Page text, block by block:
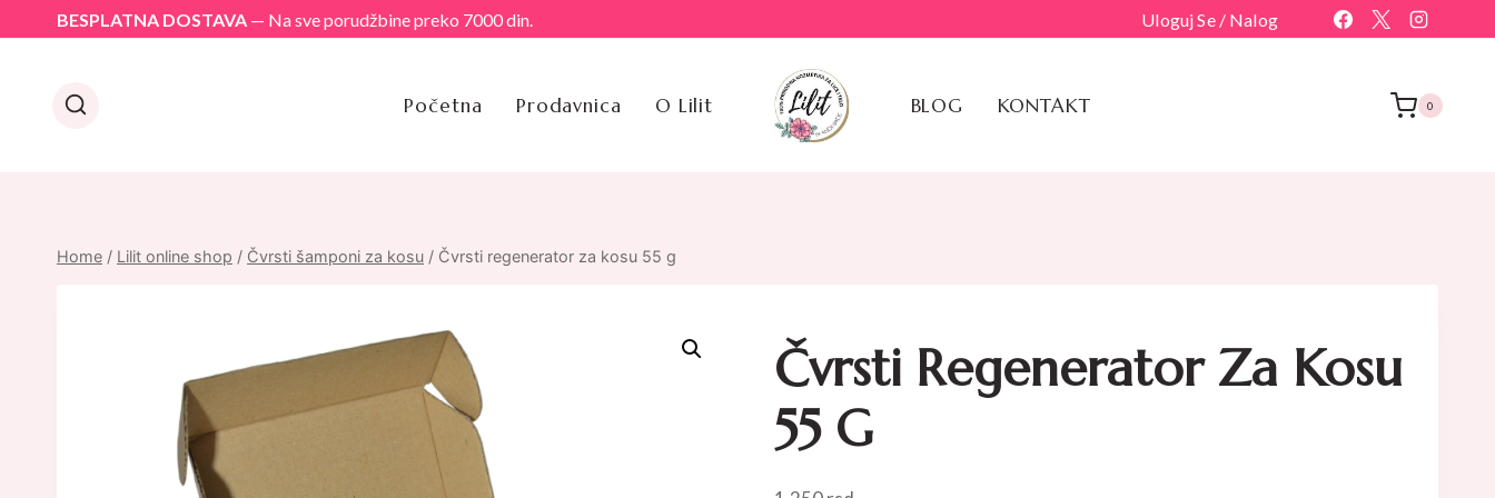
to
BESPLATNA DOSTAVA — Na sve porudžbine preko 7000 din. Uloguj Se / Nalog
Početna Prodavnica O Lilit BLOG KONTAKT 0
Home / Lilit online shop / Čvrsti šamponi za kosu / Čvrsti regenerator za kosu 55 g
Čvrsti Regenerator Za Kosu
55 G